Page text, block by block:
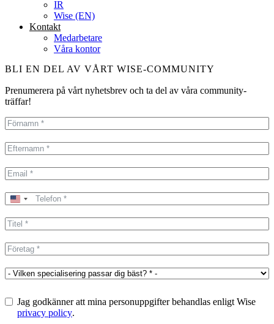
IR
Wise (EN)
Kontakt
Medarbetare
Våra kontor
BLI EN DEL AV VÅRT WISE-COMMUNITY
Prenumerera på vårt nyhetsbrev och ta del av våra community-
träffar!
United
+1
Jag godkänner att mina personuppgifter behandlas enligt Wise
privacy policy.